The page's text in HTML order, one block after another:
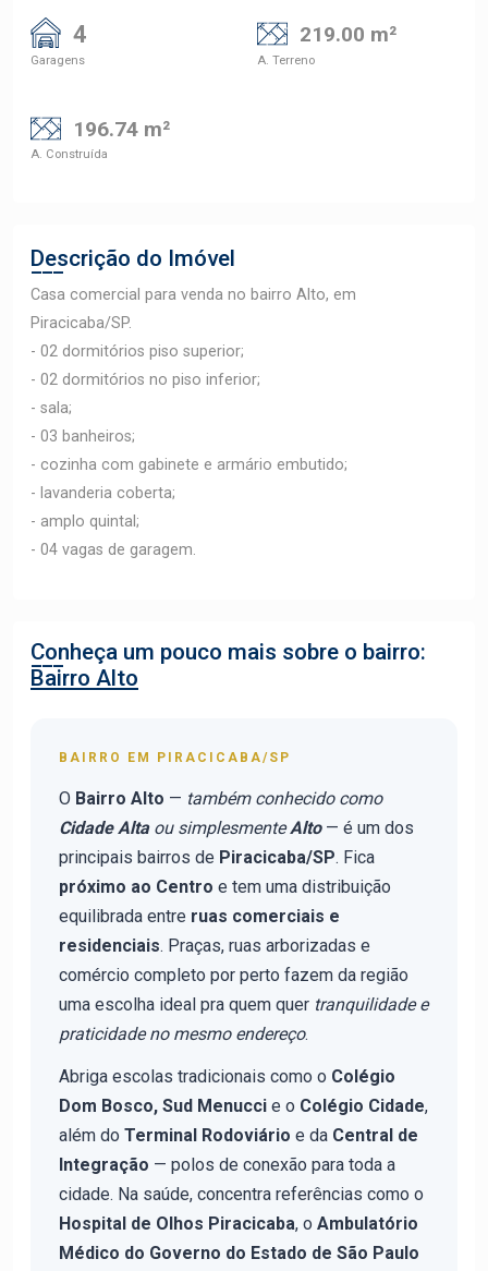
4
Garagens
219.00 m²
A. Terreno
196.74 m²
A. Construída
Descrição do Imóvel
Casa comercial para venda no bairro Alto, em
Piracicaba/SP.
- 02 dormitórios piso superior;
- 02 dormitórios no piso inferior;
- sala;
- 03 banheiros;
- cozinha com gabinete e armário embutido;
- lavanderia coberta;
- amplo quintal;
- 04 vagas de garagem.
Conheça um pouco mais sobre o bairro:
Bairro Alto
BAIRRO EM PIRACICABA/SP
O Bairro Alto — também conhecido como
Cidade Altaou simplesmenteAlto— é um dos
principais bairros de Piracicaba/SP. Fica
próximo ao Centro e tem uma distribuição
equilibrada entre ruas comerciais e
residenciais. Praças, ruas arborizadas e
comércio completo por perto fazem da região
uma escolha ideal pra quem quer tranquilidade e
praticidade no mesmo endereço.
Abriga escolas tradicionais como o Colégio
Dom Bosco, Sud Menucci e o Colégio Cidade,
além do Terminal Rodoviário e da Central de
Integração — polos de conexão para toda a
cidade. Na saúde, concentra referências como o
Hospital de Olhos Piracicaba, o Ambulatório
Médico do Governo do Estado de São Paulo